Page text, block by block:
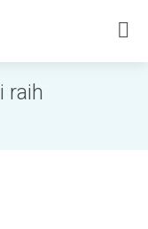
raih